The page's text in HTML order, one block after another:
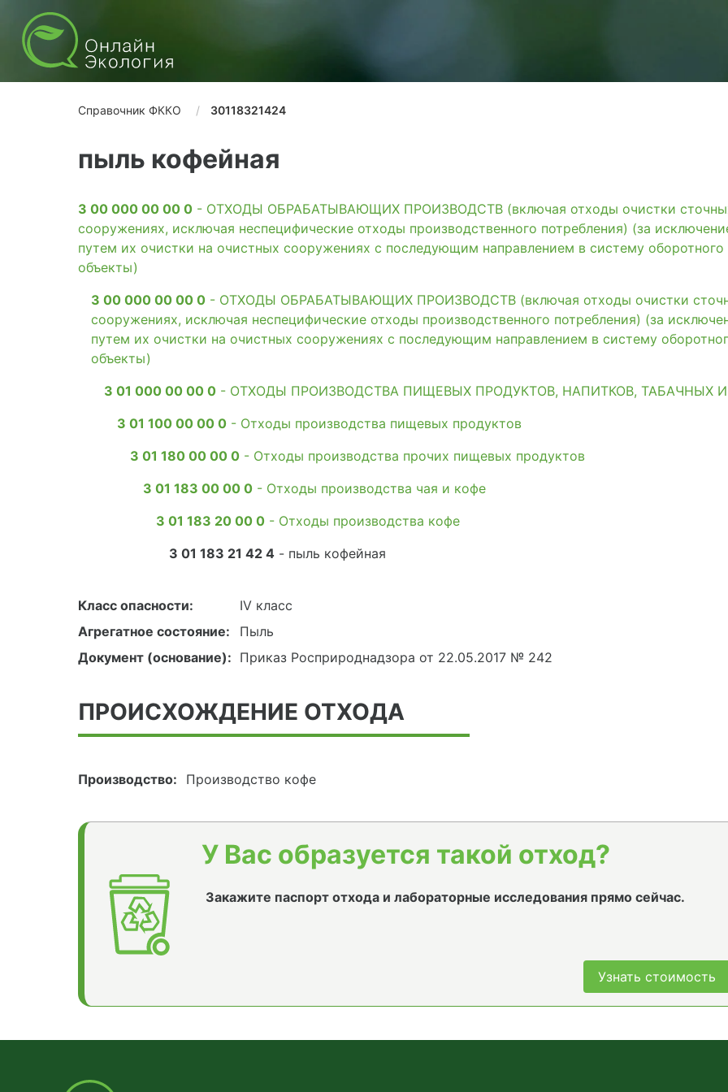
Справочник ФККО 30118321424
пыль кофейная
3 00 000 00 00 0 - ОТХОДЫ ОБРАБАТЫВАЮЩИХ ПРОИЗВОДСТВ (включая отходы очистки сточных
сооружениях, исключая неспецифические отходы производственного потребления) (за
путем их очистки на очистных сооружениях с последующим направлением в систему
объекты)
3 00 000 00 00 0 - ОТХОДЫ ОБРАБАТЫВАЮЩИХ ПРОИЗВОДСТВ (включая отходы очистки
сооружениях, исключая неспецифические отходы производственного потребления) (за
путем их очистки на очистных сооружениях с последующим направлением в систему
объекты)
3 01 000 00 00 0 - ОТХОДЫ ПРОИЗВОДСТВА ПИЩЕВЫХ ПРОДУКТОВ, НАПИТКОВ, ТАБАЧНЫХ
3 01 100 00 00 0 - Отходы производства пищевых продуктов
3 01 180 00 00 0 - Отходы производства прочих пищевых продуктов
3 01 183 00 00 0 - Отходы производства чая и кофе
3 01 183 20 00 0 - Отходы производства кофе
3 01 183 21 42 4 - пыль кофейная
Класс опасности:
IV класс
Агрегатное состояние:
Пыль
Документ (основание): Приказ Росприроднадзора от 22.05.2017 № 242
ПРОИСХОЖДЕНИЕ ОТХОДА
Производство: Производство кофе
У Вас образуется такой отход?
Закажите паспорт отхода и лабораторные исследования прямо сейчас.
Узнать стоимость